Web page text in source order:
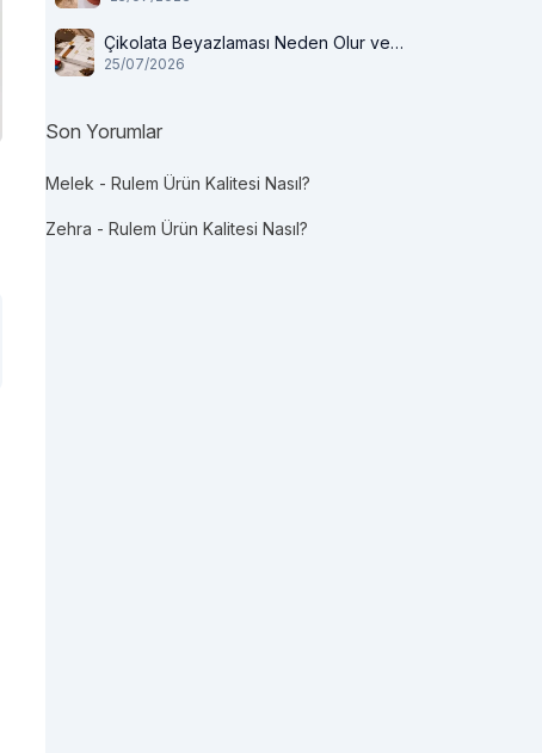
Çikolata Beyazlaması Neden Olur ve
Tüketilir mi?
25/07/2026
Son Yorumlar
Melek - Rulem Ürün Kalitesi Nasıl?
Zehra - Rulem Ürün Kalitesi Nasıl?